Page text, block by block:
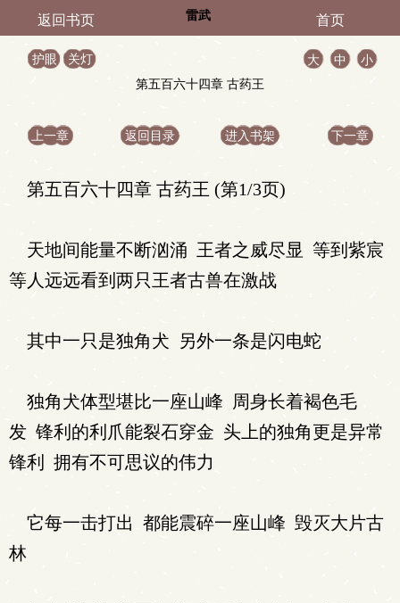
返回书页 雷武 首页
护眼 关灯 大 中
小
第五百六十四章 古药王
上一章 返回目录 进入书架 下一章
第五百六十四章 古药王 (第1/3页)
天地间能量不断汹涌 王者之威尽显 等到紫宸
等人远远看到两只王者古兽在激战
其中一只是独角犬 另外一条是闪电蛇
独角犬体型堪比一座山峰 周身长着褐色毛
发 锋利的利爪能裂石穿金 头上的独角更是异常
锋利 拥有不可思议的伟力
它每一击打出 都能震碎一座山峰 毁灭大片古
林